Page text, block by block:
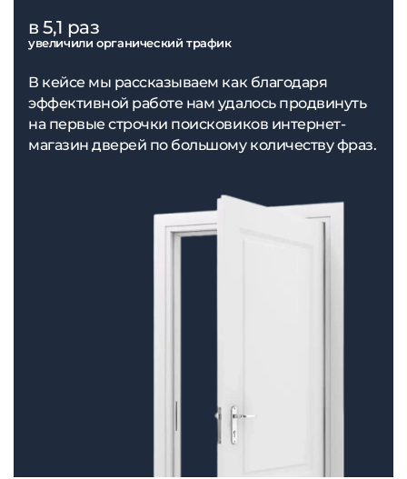
в 5,1 раз
увеличили органический трафик
В кейсе мы рассказываем как благодаря
эффективной работе нам удалось продвинуть
на первые строчки поисковиков интернет-
магазин дверей по большому количеству фраз.